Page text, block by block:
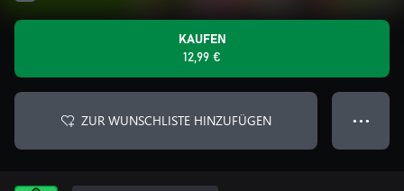
KAUFEN
12,99 €
ZUR WUNSCHLISTE HINZUFÜGEN ● ● ●